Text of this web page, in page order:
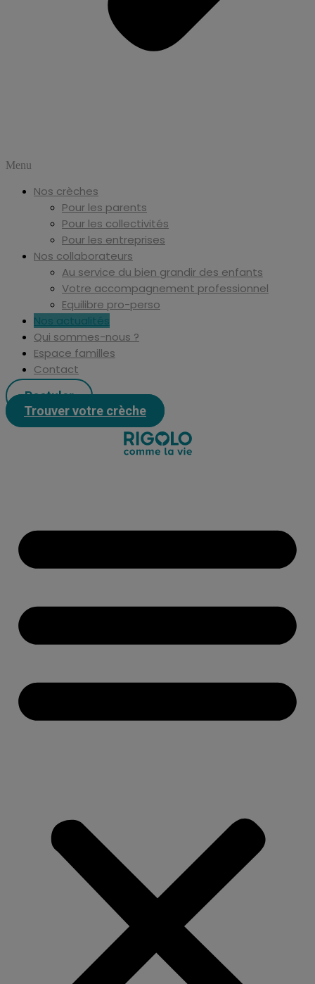
Menu
Nos crèches
Pour les parents
Pour les collectivités
Pour les entreprises
Nos collaborateurs
Au service du bien grandir des enfants
Votre accompagnement professionnel
Equilibre pro-perso
Nos actualités
Qui sommes-nous ?
Espace familles
Contact
Postuler
Trouver votre crèche